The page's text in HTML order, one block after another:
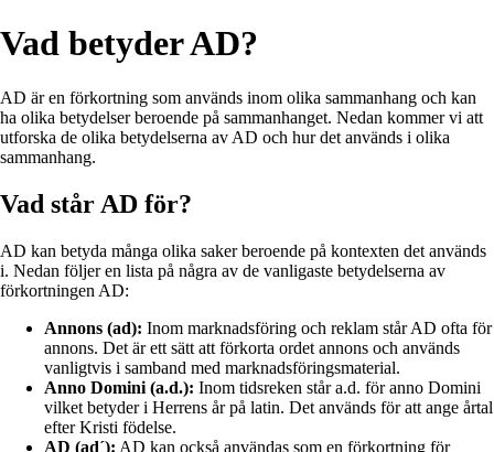
Vad betyder AD?
AD är en förkortning som används inom olika sammanhang och kan
ha olika betydelser beroende på sammanhanget. Nedan kommer vi att
utforska de olika betydelserna av AD och hur det används i olika
sammanhang.
Vad står AD för?
AD kan betyda många olika saker beroende på kontexten det används
i. Nedan följer en lista på några av de vanligaste betydelserna av
förkortningen AD:
Annons (ad): Inom marknadsföring och reklam står AD ofta för
annons. Det är ett sätt att förkorta ordet annons och används
vanligtvis i samband med marknadsföringsmaterial.
Anno Domini (a.d.): Inom tidsreken står a.d. för anno Domini
vilket betyder i Herrens år på latin. Det används för att ange årtal
efter Kristi födelse.
AD (ad´): AD kan också användas som en förkortning för